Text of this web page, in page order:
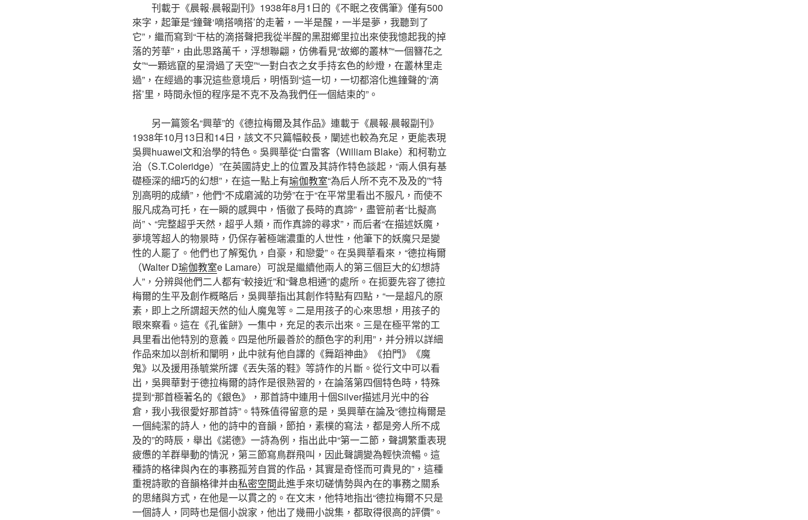
刊載于《晨報·晨報副刊》1938年8月1日的《不眠之夜偶筆》僅有500
來字，起筆是“鐘聲‘嘀搭嘀搭’的走著，一半是醒，一半是夢，我聽到了
它”，繼而寫到“干枯的滴搭聲把我從半醒的黑甜鄉里拉出來使我憶起我的掉
落的芳華”，由此思路萬千，浮想聯翩，仿佛看見“故鄉的叢林”“一個簪花之
女”“一顆逃竄的星滑過了天空”“一對白衣之女手持玄色的紗燈，在叢林里走
過”，在經過的事況這些意境后，明悟到“這一切，一切都溶化進鐘聲的‘滴
搭’里，時間永恒的程序是不克不及為我們任一個結束的”。
另一篇簽名“興華”的《德拉梅爾及其作品》連載于《晨報·晨報副刊》
1938年10月13日和14日，該文不只篇幅較長，闡述也較為充足，更能表現
吳興huawei文和治學的特色。吳興華從“白雷客（William Blake）和柯勒立
治（S.T.Coleridge）”在英國詩史上的位置及其詩作特色談起，“兩人俱有基
礎極深的細巧的幻想”，在這一點上有瑜伽教室“為后人所不克不及及的”“特
別高明的成績”，他們“不成磨滅的功勞”在于“在平常里看出不服凡，而使不
服凡成為可托，在一瞬的感興中，悟徹了長時的真諦”，盡管前者“比擬高
尚”、“完整超乎天然，超乎人類，而作真諦的尋求”，而后者“在描述妖魔，
夢境等超人的物景時，仍保存著極端濃重的人世性，他筆下的妖魔只是變
性的人罷了。他們也了解冤仇，自豪，和戀愛”。在吳興華看來，“德拉梅爾
（Walter D瑜伽教室e Lamare）可說是繼續他兩人的第三個巨大的幻想詩
人”，分辨與他們二人都有“較接近”和“聲息相通”的處所。在扼要先容了德拉
梅爾的生平及創作概略后，吳興華指出其創作特點有四點，“一是超凡的原
素，即上之所謂超天然的仙人魔鬼等。二是用孩子的心來思想，用孩子的
眼來察看。這在《孔雀餅》一集中，充足的表示出來。三是在極平常的工
具里看出他特別的意義。四是他所最善於的顏色字的利用”，并分辨以詳細
作品來加以剖析和闡明，此中就有他自譯的《舞蹈神曲》《拍門》《魔
鬼》以及援用孫毓棠所譯《丟失落的鞋》等詩作的片斷。從行文中可以看
出，吳興華對于德拉梅爾的詩作是很熟習的，在論落第四個特色時，特殊
提到“那首極著名的《銀色》，那首詩中連用十個Silver描述月光中的谷
倉，我小我很愛好那首詩”。特殊值得留意的是，吳興華在論及“德拉梅爾是
一個純潔的詩人，他的詩中的音韻，節拍，素樸的寫法，都是旁人所不成
及的”的時辰，舉出《諾德》一詩為例，指出此中“第一二節，聲調繁重表現
疲憊的羊群舉動的情況，第三節寫鳥群飛叫，因此聲調變為輕快流暢。這
種詩的格律與內在的事務孤芳自賞的作品，其實是奇怪而可貴見的”，這種
重視詩歌的音韻格律并由私密空間此進手來切磋情勢與內在的事務之關系
的思緒與方式，在他是一以貫之的。在文末，他特地指出“德拉梅爾不只是
一個詩人，同時也是個小說家，他出了幾冊小說集，都取得很高的評價”。